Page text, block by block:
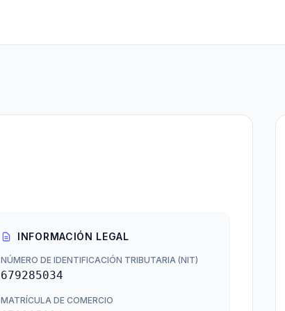
INFORMACIÓN LEGAL
NÚMERO DE IDENTIFICACIÓN TRIBUTARIA (NIT)
679285034
MATRÍCULA DE COMERCIO